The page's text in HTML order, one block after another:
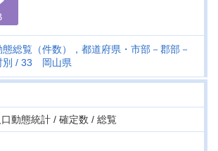
態総覧（件数），都道府県・市部－郡部－
33 岡山県
動態統計 / 確定数 / 総覧